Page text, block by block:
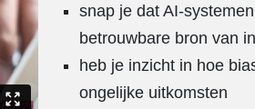
snap je dat AI-
betrouwbare bron van
heb je inzicht in hoe
ongelijke uitkomsten